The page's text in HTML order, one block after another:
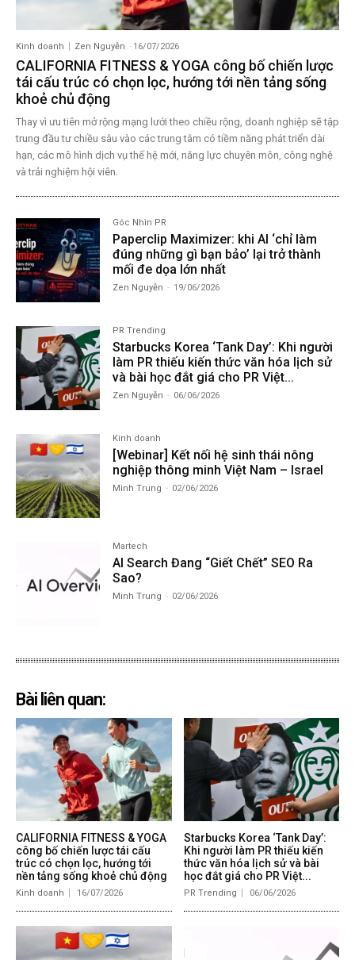
Kinh doanh Zen Nguyễn - 16/07/2026
CALIFORNIA FITNESS & YOGA công bố chiến lược
tái cấu trúc có chọn lọc, hướng tới nền tảng sống
khoẻ chủ động
Thay vì ưu tiên mở rộng mạng lưới theo chiều rộng, doanh nghiệp sẽ tập
trung đầu tư chiều sâu vào các trung tâm có tiềm năng phát triển dài
hạn, các mô hình dịch vụ thế hệ mới, năng lực chuyên môn, công nghệ
và trải nghiệm hội viên.
Góc Nhìn PR
Paperclip Maximizer: khi AI ‘chỉ làm
đúng những gì bạn bảo’ lại trở thành
mối đe dọa lớn nhất
Zen Nguyễn - 19/06/2026
PR Trending
Starbucks Korea ‘Tank Day’: Khi người
làm PR thiếu kiến thức văn hóa lịch sử
và bài học đắt giá cho PR Việt...
Zen Nguyễn - 06/06/2026
Kinh doanh
[Webinar] Kết nối hệ sinh thái nông
nghiệp thông minh Việt Nam – Israel
Minh Trung - 02/06/2026
Martech
AI Search Đang “Giết Chết” SEO Ra
Sao?
Minh Trung - 02/06/2026
Bài liên quan:
CALIFORNIA FITNESS & YOGA
công bố chiến lược tái cấu
trúc có chọn lọc, hướng tới
nền tảng sống khoẻ chủ động
Kinh doanh 16/07/2026
Starbucks Korea ‘Tank Day’:
Khi người làm PR thiếu kiến
thức văn hóa lịch sử và bài
học đắt giá cho PR Việt...
PR Trending 06/06/2026